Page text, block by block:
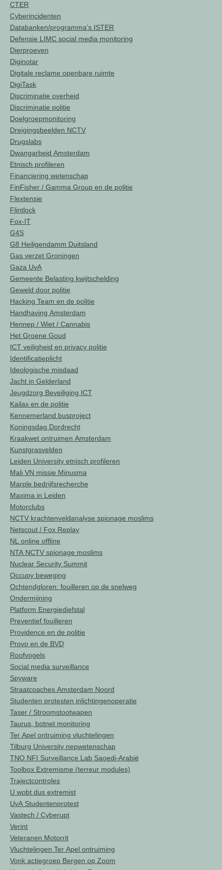
CTER
Cyberincidenten
Databanken/programma’s ISTER
Defensie LIMC social media monitoring
Dierproeven
Diginotar
Digitale reclame openbare ruimte
DigiTask
Discriminatie overheid
Discriminatie politie
Doelgroepmonitoring
Dreigingsbeelden NCTV
Drugslabs
Dwangarbeid Amsterdam
Etnisch profileren
Financiering wetenschap
FinFisher / Gamma Group en de politie
Flextensie
Flintlock
Fox-IT
G4S
G8 Heiligendamm Duitsland
Gas verzet Groningen
Gaza UvA
Gemeente Belasting kwijtschelding
Geweld door politie
Hacking Team en de politie
Handhaving Amsterdam
Hennep / Wiet / Cannabis
Het Groene Goud
ICT veiligheid en privacy politie
Identificatieplicht
Ideologische misdaad
Jacht in Gelderland
Jeugdzorg Beveiliging ICT
Kailax en de politie
Kennemerland busproject
Koningsdag Dordrecht
Kraakwet ontruimen Amsterdam
Kunstgrasvelden
Leiden University etnisch profileren
Mali VN missie Minusma
Marple bedrijfsrecherche
Maxima in Leiden
Motorclubs
NCTV krachtenveldanalyse spionage moslims
Netscout / Fox Replay
NL online offline
NTA NCTV spionage moslims
Nuclear Security Summit
Occupy beweging
Ochtendgloren: fouilleren op de snelweg
Ondermijning
Platform Energiediefstal
Preventief fouilleren
Providence en de politie
Provo en de BVD
Roofvogels
Social media surveillance
Spyware
Straatcoaches Amsterdam Noord
Studenten protesten inlichtingenoperatie
Taser / Stroomstootwapen
Taurus, botnet monitoring
Ter Apel ontruiming vluchtelingen
Tilburg University nepwetenschap
TNO NFI Surveillance Lab Saoedi-Arabië
Toolbox Extremisme (terreur modules)
Trajectcontroles
U wobt dus extremist
UvA Studentenprotest
Vastech / Cyberupt
Verint
Veteranen Motorrit
Vluchtelingen Ter Apel ontruiming
Vonk actiegroep Bergen op Zoom